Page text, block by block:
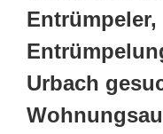
Entrümpeler,
Urbach